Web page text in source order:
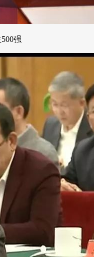
强